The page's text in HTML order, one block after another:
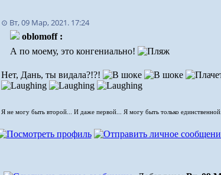
⊙ Вт, 09 Мар, 2021. 17:24
oblomoff :
А по моему, это конгениально!
Нет, Дань, ты видала?!?!
Я не могу быть второй... И даже первой... Я могу быть только единственной.